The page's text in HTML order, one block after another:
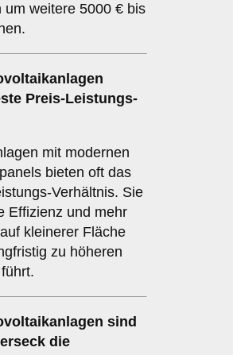
um weitere 5000 € bis
Preis-Leistungs-
mit modernen
bieten oft das
Verhältnis. Sie
Effizienz und mehr
kleinerer Fläche
zu höheren
sind
die